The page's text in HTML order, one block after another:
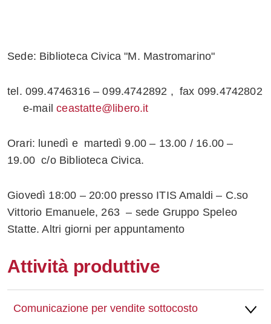
Sede: Biblioteca Civica "M. Mastromarino"
tel. 099.4746316 – 099.4742892 , fax 099.4742802
e-mailceastatte@libero.it
Orari: lunedì e martedì 9.00 – 13.00 / 16.00 –
19.00 c/o Biblioteca Civica.
Giovedì 18:00 – 20:00 presso ITIS Amaldi – C.so
Vittorio Emanuele, 263 – sede Gruppo Speleo
Statte. Altri giorni per appuntamento
Attività produttive
Comunicazione per vendite sottocosto